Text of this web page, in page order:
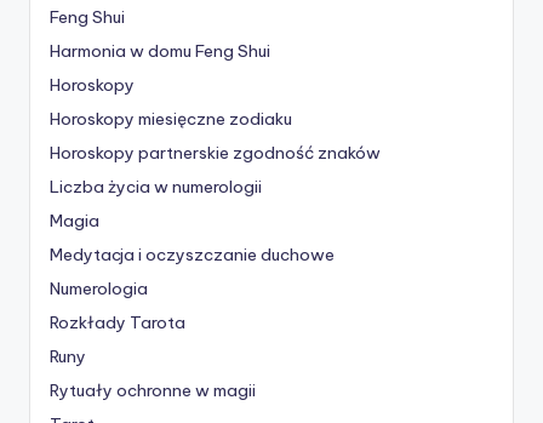
Feng Shui
Harmonia w domu Feng Shui
Horoskopy
Horoskopy miesięczne zodiaku
Horoskopy partnerskie zgodność znaków
Liczba życia w numerologii
Magia
Medytacja i oczyszczanie duchowe
Numerologia
Rozkłady Tarota
Runy
Rytuały ochronne w magii